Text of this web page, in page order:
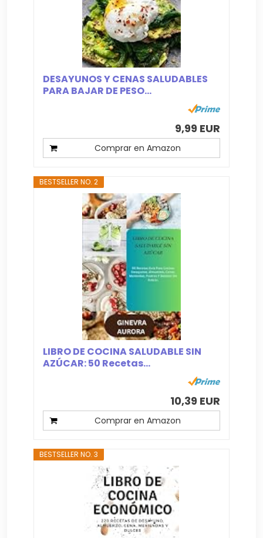
DESAYUNOS Y CENAS SALUDABLES
PARA BAJAR DE PESO...
9,99 EUR
Comprar en Amazon
BESTSELLER NO. 2
LIBRO DE COCINA SALUDABLE SIN
AZÚCAR: 50 Recetas...
10,39 EUR
Comprar en Amazon
BESTSELLER NO. 3